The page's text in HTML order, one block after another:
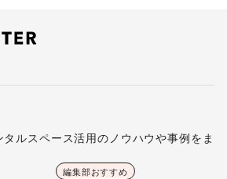
ルスペース活用のノウハウや事例をま
編集部おすすめ